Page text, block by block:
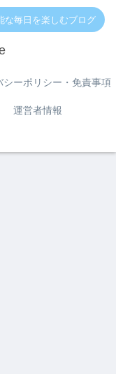
な毎日を楽しむブログ
シーポリシー・免責事項
運営者情報